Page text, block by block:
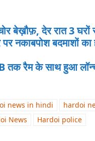
बेख़ौफ़, देर रात 3 घरों
नकाबपोश बदमाशों
तक रैम के साथ हुआ
news in hindi
hardoi
News Hardoi police